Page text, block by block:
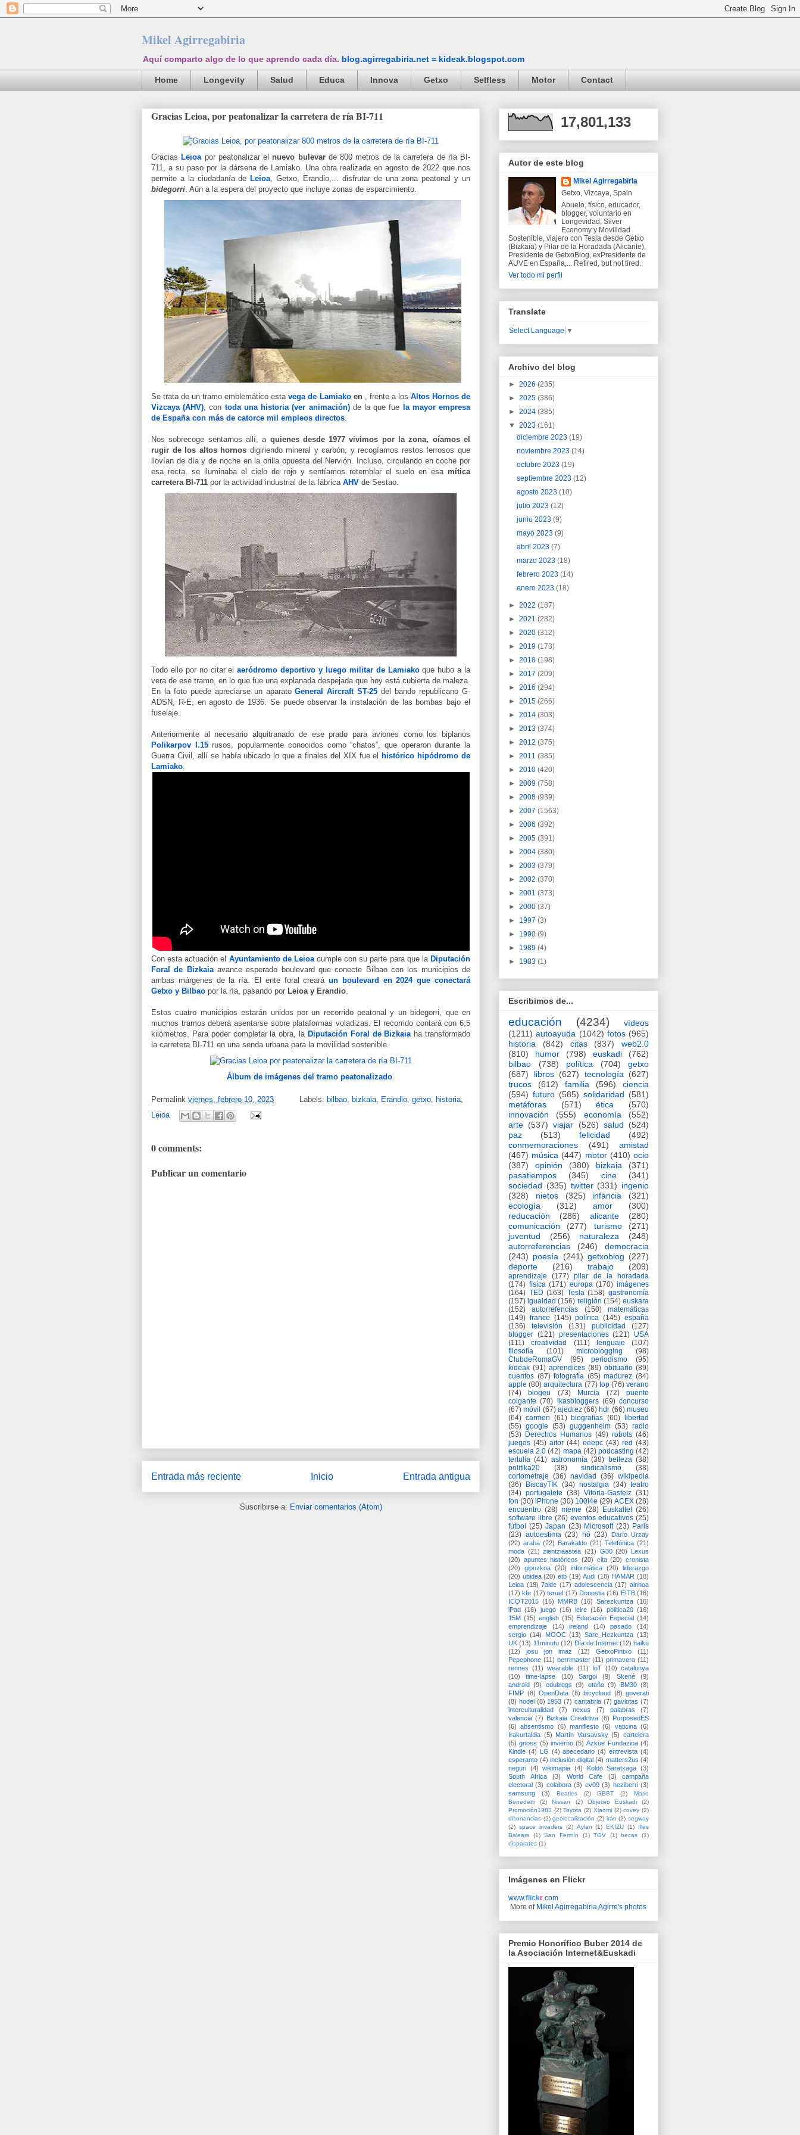
Mikel Agirregabiria
Aquí comparto algo de lo que aprendo cada día. blog.agirregabiria.net = kideak.blogspot.com
Home Longevity Salud Educa Innova Getxo Selfless Motor Contact
Gracias Leioa, por peatonalizar la carretera de ría BI-711
Gracias Leioa por peatonalizar el nuevo bulevarde800 metros de la carretera de ría BI-
711, a su paso por la dársena de Lamiako. Una obra realizada en agosto de 2022 que nos
permite a la ciudadanía de Leioa , Getxo, Erandio,... disfrutar de una zona peatonal y un
bidegorri . Aún a la espera del proyecto que incluye zonas de esparcimiento.
Se trata de un tramo emblemático estavega de Lamiakoen , frente a los Altos Hornos de
Vizcaya (AHV) , con toda una historia (ver animación)de la que fue
la mayor empresa
de España con más de catorce mil empleos directos
Nos sobrecoge sentarnos allí, a quienes desde 1977 vivimos por la zona, oíamos el
rugir de los altos hornos digiriendo mineral y carbón, y recogíamos restos ferrosos que
llovían de día y de noche en la orilla opuesta del Nervión. Incluso, circulando en coche por
esa recta, se iluminaba el cielo de rojo y sentíamos retemblar el suelo en esa mítica
carretera BI-711 por la actividad industrial de la fábrica AHV de Sestao.
Todo ello por no citar elaeródromo deportivo y luego militar de Lamiakoque hubo a la
vera de ese tramo, en lo que fue una explanada despejada que hoy está cubierta de mal eza.
En la foto puede apreciarseun aparatoGeneral Aircraft ST-25 del bando republicano G-
ADSN, R-E, en agosto de 1936. Se puede observar la instalación de las bombas bajo el
fuselaje.
Anteriormente al necesario alquitranado de ese prado para aviones como los biplanos
Polikarpov I.15rusos, popularmente conocidos como “chatos”, que operaron durante la
Guerra Civil, allí se había ubicado lo que a finales del XIX fue el
histórico hipódromo de
Lamiako
Con esta actuación el Ayuntamiento de Leioacumple con su parte para que la Diputación
Foral de Bizkaiaavance esperado boulevard que conecte Bilbao con los municipios de
ambas márgenes de la ría. El ente foral crearáun boulevard en 2024que conectará
Getxo y Bilbao por la ría, pasando por Leioa y Erandio
Estos cuatro municipios estarán unidos por un recorrido peatonal y un bidegorri, que en
muchos tramos deberá asentarse sobre plataformas voladizas. El recorrido contará con 6,5
kilómetros. Para poder completar la obra, la Diputación Foral de Bizkaia ha transformado
la carretera BI-711 en una senda urbana para la movilidad sostenible.
Álbum de imágenes del tramo peatonalizado
Permalink viernes, febrero 10, 2023 Labels: bilbao, bizkaia, Erandio, getxo, historia,
Leioa
0 comments:
Publicar un comentario
Entrada más reciente Entrada antigua
Inicio
Suscribirse a: Enviar comentarios (Atom)
17,801,133
Autor de este blog
Mikel Agirregabiria
Getxo, Vizcaya, Spain
Abuelo, físico, educador,
blogger, voluntario en
Longevidad, Silver
Economy y Movilidad
Sostenible, viajero con Tesla desde Getxo
(Bizkaia) y Pilar de la Horadada (Alicante),
Presidente de GetxoBlog, exPresidente de
AUVE en España,... Retired, but not tired.
Ver todo mi perfil
Translate
Select Language ▼
Archivo del blog
► 2026 (235)
► 2025 (386)
► 2024 (385)
▼ 2023 (161)
diciembre 2023(19)
noviembre 2023(14)
octubre 2023(19)
septiembre 2023(12)
agosto 2023(10)
julio 2023(12)
junio 2023(9)
mayo 2023(9)
abril 2023(7)
marzo 2023(18)
febrero 2023(14)
enero 2023(18)
► 2022 (187)
► 2021 (282)
► 2020 (312)
► 2019 (173)
► 2018 (198)
► 2017 (209)
► 2016 (294)
► 2015 (266)
► 2014 (303)
► 2013 (374)
► 2012 (375)
► 2011 (385)
► 2010 (420)
► 2009 (758)
► 2008 (939)
► 2007 (1563)
► 2006 (392)
► 2005 (391)
► 2004 (380)
► 2003 (379)
► 2002 (370)
► 2001 (373)
► 2000 (37)
► 1997 (3)
► 1990 (9)
► 1989 (4)
► 1983 (1)
Escribimos de...
educación (4234)
vídeos
(1211) autoayuda (1042) fotos (965)
historia
(842) citas (837)
web2.0
(810)
humor (798) euskadi
(762)
bilbao
(738) política (704)
getxo
(687)
libros (627) tecnología
(627)
trucos
(612) familia (596)
ciencia
(594) futuro (585) solidaridad (581)
metáforas
(571) ética
(570)
innovación
(555) economía
(552)
arte (537) viajar (526) salud
(524)
paz
(513) felicidad
(492)
conmemoraciones
(491)
amistad
(467) música (447) motor (410) ocio
(387)
opinión (380) bizkaia
(371)
pasatiempos
(345) cine
(341)
sociedad (335) twitter (331) ingenio
(328)
nietos (325) infancia
(321)
ecología
(312) amor
(300)
reducación
(286) alicante
(280)
comunicación
(277) turismo
(271)
juventud
(256) naturaleza
(248)
autorreferencias
(246)
democracia
(243) poesía (241) getxoblog (227)
deporte
(216) trabajo (209)
aprendizaje (177)
pilar de la horadada
(174) física (171) europa (170) imágenes
(164) TED (163) Tesla (158) gastronomía
(157) igualdad (156) religión (154) euskara
(152)
autorrefencias (150)
matemáticas
(149) france (145) polírica (145) españa
(136)
televisión (131) publicidad
(127)
blogger (121) presentaciones (121) USA
(111)
creatividad (111) lenguaje
(107)
filosofía
(101) microblogging
(98)
ClubdeRomaGV
(95) periodismo
(95)
kideak (91) aprendices (89) obituario (89)
cuentos (87) fotografía (85) madurez (84)
apple (80) arquitectura (77) top (76) verano
(74)
blogeu (73) Murcia (72)
puente
colgante (70) ikasbloggers (69) concurso
(67) móvil (67) ajedrez (66) hdr (66) museo
(64) carmen (61) biografías (60)
libertad
(55) google (53) guggenheim (53) radio
(53) Derechos Humanos (49) robots (46)
juegos (45) aitor (44) eeepc (43) red (43)
escuela 2.0 (42) mapa (42) podcasting (42)
tertulia (41) astronomía (38) belleza (38)
politika20
(38) sindicalismo
(38)
cortometraje (36) navidad (36) wikipedia
(36)
BiscayTIK (34) nostalgia (34) teatro
(34) portugalete (33) Vitoria-Gasteiz (31)
fon (30) iPhone (30) 100i4e (29) ACEX (28)
encuentro (28) meme (28) Euskaltel
(26)
software libre (26) eventos educativos (25)
fútbol (25) Japan (23) Microsoft (23) Paris
(23) autoestima (23) hó (23)
Darío Urzay
(22) araba (22) Barakaldo (21) Telefónica (21)
moda (21) zientziaastea (21) G30 (20)
Lexus
(20) apuntes históricos (20) cita (20) cronista
(20)
gipuzkoa (20) informática (20)
liderazgo
(20) ubidea (20) etb (19) Audi (18) HAMAR (18)
Leioa (18) 7alde (17) adolescencia (17) ainhoa
(17) kfe (17) teruel (17) Donostia (16) EITB (16)
ICOT2015 (16) MMRB (16) Sarezkuntza (16)
iPad (16) juego (16) leire (16) politica20 (16)
15M (15) english (15) Educación Especial (14)
emprendizaje
(14) ireland (14) pasado
(14)
sergio (14) MOOC (13) Sare_Hezkuntza (13)
UK (13) 11minutu (12) Día de Internet (12) haiku
(12)
josu jon imaz (12) GetxoPintxo
(11)
Pepephone (11) berrimaster (11) primavera (11)
rennes (11) wearable (11) IoT (10) catalunya
(10)
time-lapse (10) Sargoi (9) Skené
(9)
android (9) edublogs (9) otoño (9) BM30 (8)
FIMP (8) OpenData (8) bicycloud (8) goverati
(8) hodei (8) 1953 (7) cantabria (7) gaviotas (7)
interculturalidad
(7) nexus (7) palabras
(7)
valencia (7) Bizkaia Creaktiva (6) PurposedES
(6)
absentismo (6) manifiesto (6) vaticina (6)
Irakurtaldia (5) Martín Varsavsky (5) cartelera
(5) gnoss (5) invierno (5) Azkue Fundazioa (4)
Kindle (4) LG (4) abecedario (4) entrevista (4)
esperanto (4) inclusión digital (4) matters2us (4)
neguri (4) wikimapia (4) Koldo Saratxaga (3)
South Africa
(3) World Cafe (3)
campaña
electoral (3) colabora (3) ev09 (3) heziberri (3)
samsung
(3) Beatles (2) GBBT (2)
Mario
Benedetti
(2) Nissan (2) Objetivo Euskadi
(2)
Promoción1983 (2) Toyota (2) Xiaomi (2) covey (2)
disonancias (2) geolocalización (2) irán (2) segway
(2) space invaders (2) Aylan (1) EKIZU (1)
Illes
Balears
(1) San Fermín (1) TGV (1) becas
(1)
disparates (1)
Imágenes en Flickr
www.flickr .com
More of Mikel Agirregabiria Agirre's photos
Premio Honorífico Buber 2014 de
la Asociación Internet&Euskadi